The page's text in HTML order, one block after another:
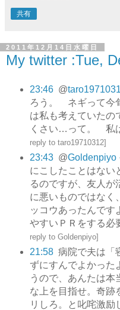
共有
2011年12月14日水曜日
My twitter :Tue,
23:46 @
ろう。 ネギって今
は私も考えていた
くさい…って。 私
reply to taro19710312]
23:43 @Goldenpiyo
にこしたことはない
るのですが、友人が
に悪いものではなく
ッコウあったんで
やすいＰＲをする必
reply to Goldenpiyo]
21:58 病院で夫は「
ずにすんでよかった
うので、あんたは
な上を目指せ。奇跡
リしろ。と叱咤激